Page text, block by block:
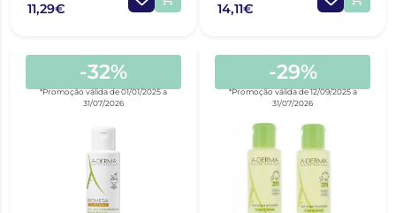
11,29€
14,11€
-32%
*Promoção válida de 01/01/2025 a
31/07/2026
-29%
*Promoção válida de 12/09/2025 a
31/07/2026